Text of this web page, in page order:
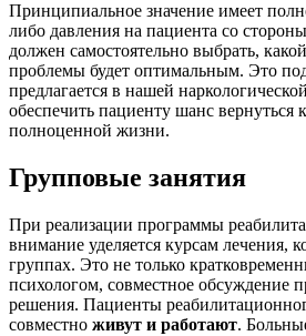
Принципиальное значение имеет
либо давления на пациента со
должен самостоятельно выбрать,
проблемы будет оптимальным. Это
предлагается в нашей
обеспечить пациенту шанс вернуться
полноценной жизни.
Групповые занятия
При реализации программы
внимание уделяется курсам лечения,
группах. Это не только
психологом, совместное обсуждение
решения. Пациенты
совместно живут и работают.